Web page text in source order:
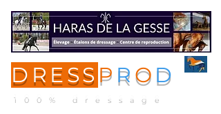
DRESS P R O D
100% dressage